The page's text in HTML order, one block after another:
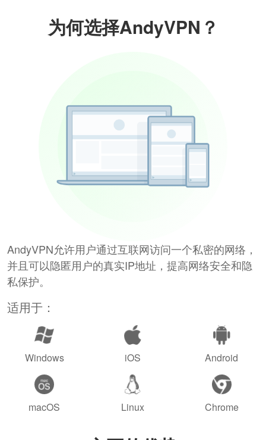
为何选择AndyVPN？
AndyVPN允许用户通过互联网访问一个私密的网络，
并且可以隐匿用户的真实IP地址，提高网络安全和隐
私保护。
适用于：
Windows iOS Android
macOS Linux Chrome